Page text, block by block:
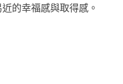
的幸福感與取得感。